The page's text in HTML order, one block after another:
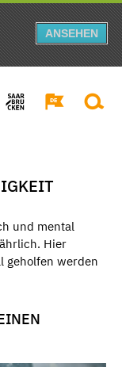
ANSEHEN
und mental
Hier
geholfen werden